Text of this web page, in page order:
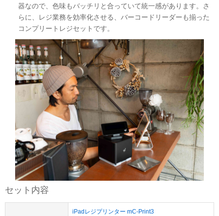
器なので、色味もバッチリと合っていて統一感があります。さ
らに、レジ業務を効率化させる、バーコードリーダーも揃った
コンプリートレジセットです。
セット内容
iPadレジプリンター mC-Print3